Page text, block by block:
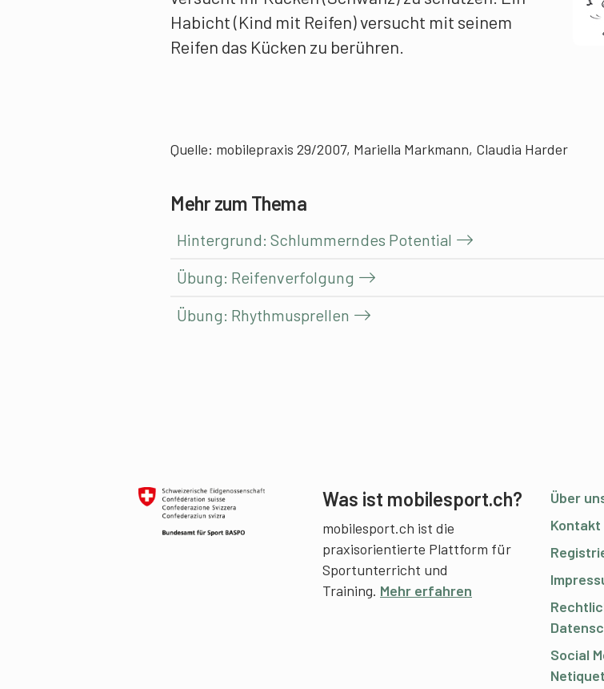
Habicht (Kind mit Reifen) versucht mit seinem
Reifen das Kücken zu berühren.
Quelle: mobilepraxis 29/2007, Mariella Markmann, Claudia Harder
Mehr zum Thema
Hintergrund: Schlummerndes Potential
Übung: Reifenverfolgung
Übung: Rhythmusprellen
Was ist mobilesport.ch?
mobilesport.ch ist die
praxisorientierte Plattform für
Sportunterricht und
Training. Mehr erfahren
Über
Kontakt
Social